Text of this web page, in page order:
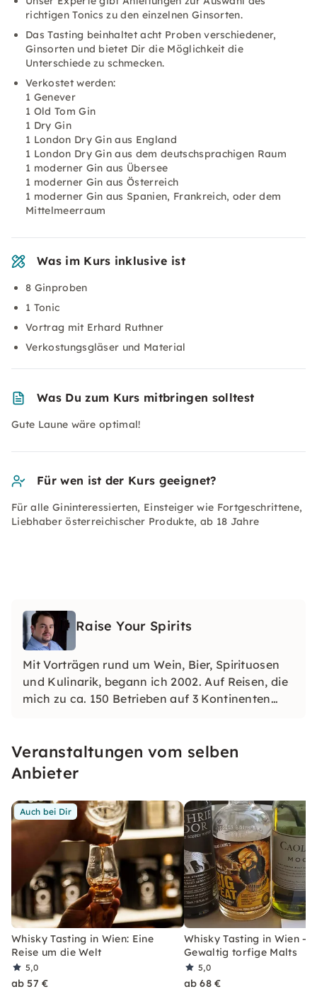
richtigen Tonics zu den einzelnen Ginsorten.
Das Tasting beinhaltet acht Proben verschiedener,
Ginsorten und bietet Dir die Möglichkeit die
Unterschiede zu schmecken.
Verkostet werden:
1 Genever
1 Old Tom Gin
1 Dry Gin
1 London Dry Gin aus England
1 London Dry Gin aus dem deutschsprachigen Raum
1 moderner Gin aus Übersee
1 moderner Gin aus Österreich
1 moderner Gin aus Spanien, Frankreich, oder dem
Mittelmeerraum
Was im Kurs inklusive ist
8 Ginproben
1 Tonic
Vortrag mit Erhard Ruthner
Verkostungsgläser und Material
Was Du zum Kurs mitbringen solltest
Gute Laune wäre optimal!
Für wen ist der Kurs geeignet?
Für alle Gininteressierten, Einsteiger wie Fortgeschrittene,
Liebhaber österreichischer Produkte, ab 18 Jahre
Raise Your Spirits
Mit Vorträgen rund um Wein, Bier, Spirituosen
und Kulinarik, begann ich 2002. Auf Reisen, die
mich zu ca. 150 Betrieben auf 3 Kontinenten
Gästen teile. Seit einigen Jahren bin ich als
Fachautor tätig.
Veranstaltungen vom selben
Anbieter
Auch bei Dir
Whisky Tasting in Wien: Eine
Reise um die Welt
5,0
ab 57 €
Whisky Tasting in Wien –
Gewaltig torfige Malts
5,0
ab 68 €